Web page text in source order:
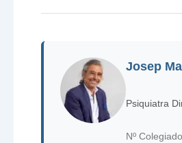
Josep
Psiquiatra
Nº